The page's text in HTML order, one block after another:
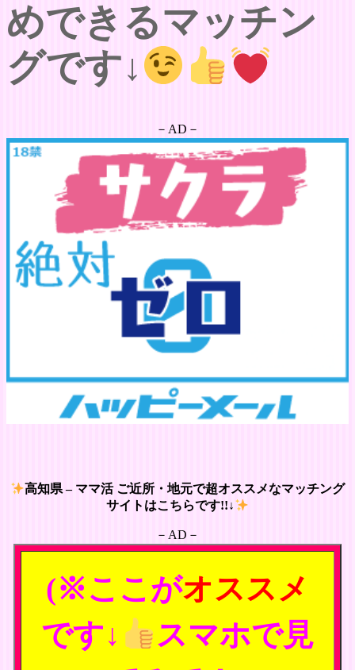
めできるマッチン
グです↓
－AD－
高知県 – ママ活 ご近所・地元で超オススメなマッチング
サイトはこちらです!!↓
－AD－
(※ここがオススメ
です↓
スマホで見